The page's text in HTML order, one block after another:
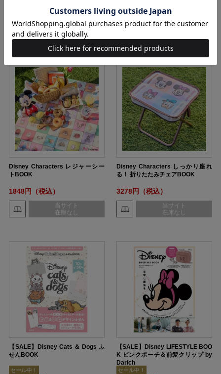
購入
2085円（税込）
Disney Characters レジャーシー
トBOOK
1848円（税込）
当サイト
在庫なし
Disney Characters しっかり座れ
る！ 折りたたみチェアBOOK
3278円（税込）
当サイト
在庫なし
【SALE】Disney Cats ＆ Dogs ふ
せんBOOK
セール中！
【SALE】Disney LIFESTYLE BOO
K ピンクポーチ＆前髪クリップ by
Darich
セール中！